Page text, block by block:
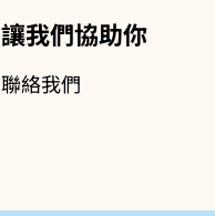
讓我們協助你
聯絡我們